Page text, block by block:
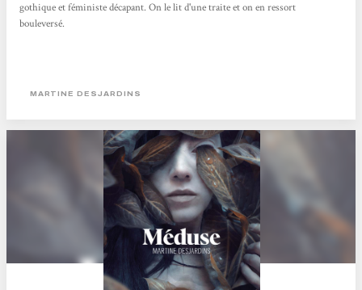
gothique et féministe décapant. On le lit d'une traite et on en ressort
bouleversé.
MARTINE DESJARDINS